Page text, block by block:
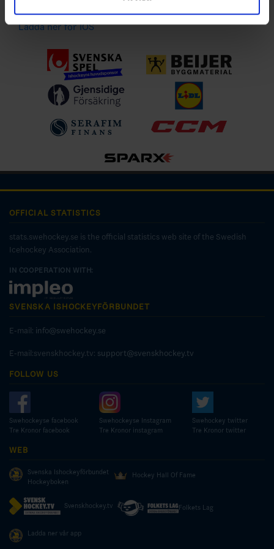
Ladda ner för IOS
OFFICIAL STATISTICS
stats.swehockey.se is the official statistics web site of the Swedish
Icehockey Association.
IN COOPERATION WITH:
SVENSKA ISHOCKEYFÖRBUNDET
E-mail: info@swehockey.se
E-mail:svenskhockey.tv: support@svenskhockey.tv
FOLLOW US
Swehockeyse facebook
Tre Kronor facebook
Swehockeyse Instagram
Tre Kronor instagram
Swehockey twitter
Tre Kronor twitter
WEB
Svenska Ishockeyförbundet
Hockeyboken
Hockey Hall Of Fame
Svenskhockey.tv Folkets Lag
Ladda ner vår app